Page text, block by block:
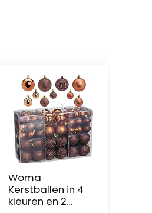
Woma
Kerstballen in 4
kleuren en 2